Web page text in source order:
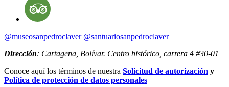
@museosanpedroclaver @santuariosanpedroclaver
Dirección: Cartagena, Bolívar. Centro histórico, carrera 4 #30-01
Conoce aquí los términos de nuestra Solicitud de autorización y
Política de protección de datos personales